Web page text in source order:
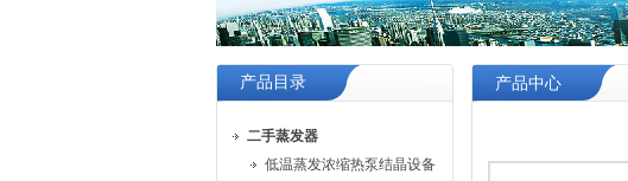
产品目录
二手蒸发器
低温蒸发浓缩热泵结晶设备
产品中心